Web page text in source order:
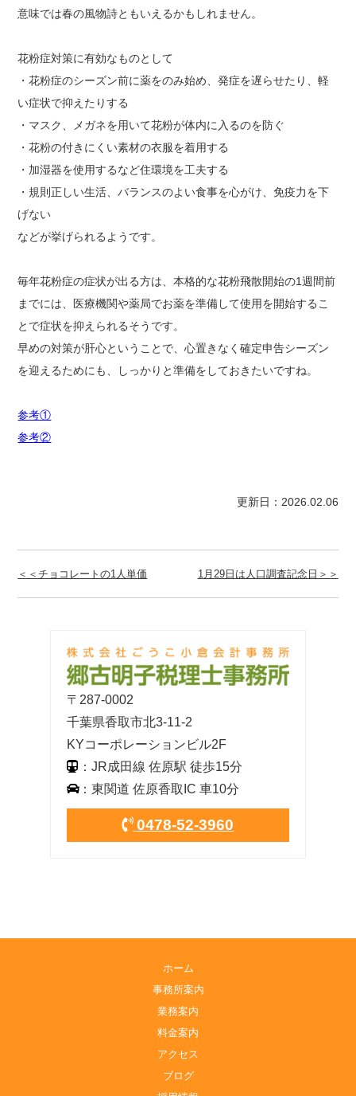
意味では春の風物詩ともいえるかもしれません。
花粉症対策に有効なものとして
・花粉症のシーズン前に薬をのみ始め、発症を遅らせたり、軽
い症状で抑えたりする
・マスク、メガネを用いて花粉が体内に入るのを防ぐ
・花粉の付きにくい素材の衣服を着用する
・加湿器を使用するなど住環境を工夫する
・規則正しい生活、バランスのよい食事を心がけ、免疫力を下
げない
などが挙げられるようです。
毎年花粉症の症状が出る方は、本格的な花粉飛散開始の1週間前
までには、医療機関や薬局でお薬を準備して使用を開始するこ
とで症状を抑えられるそうです。
早めの対策が肝心ということで、心置きなく確定申告シーズン
を迎えるためにも、しっかりと準備をしておきたいですね。
参考①
参考②
更新日：2026.02.06
＜＜チョコレートの1人単価 1月29日は人口調査記念日＞＞
〒287-0002
千葉県香取市北3-11-2
KYコーポレーションビル2F
：JR成田線 佐原駅 徒歩15分
：東関道 佐原香取IC 車10分
0478-52-3960
ホーム
事務所案内
業務案内
料金案内
アクセス
ブログ